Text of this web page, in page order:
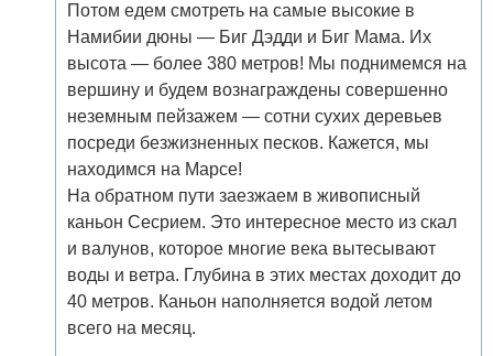
Потом едем смотреть на самые высокие в
Намибии дюны — Биг Дэдди и Биг Мама. Их
высота — более 380 метров! Мы поднимемся на
вершину и будем вознаграждены совершенно
неземным пейзажем — сотни сухих деревьев
посреди безжизненных песков. Кажется, мы
находимся на Марсе!
На обратном пути заезжаем в живописный
каньон Сесрием. Это интересное место из скал
и валунов, которое многие века вытесывают
воды и ветра. Глубина в этих местах доходит до
40 метров. Каньон наполняется водой летом
всего на месяц.